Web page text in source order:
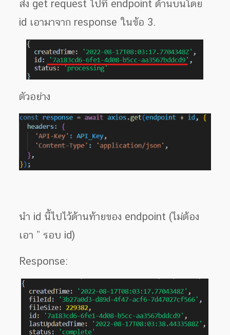
ส่ง get request ไปที่ endpoint ด้านบนโดย
id เอามาจาก response ในข้อ 3.
ตัวอย่าง
นำ id นี้ไปไว้ด้านท้ายของ endpoint (ไม่ต้อง
เอา ” รอบ id)
Response: